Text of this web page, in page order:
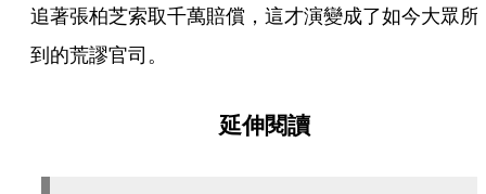
追著張柏芝索取千萬賠償，這才演變成了如今大眾所
到的荒謬官司。
延伸閱讀